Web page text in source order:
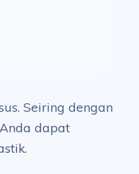
Seiring dengan
dapat